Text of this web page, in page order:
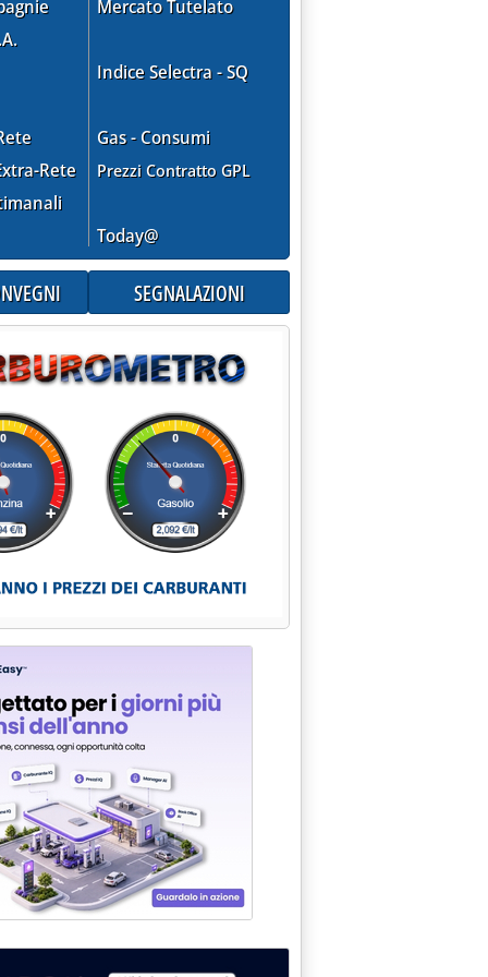
Rete
Mercato Tutelato
Indice Selectra - SQ
Gas - Consumi
Prezzi Contratto GPL
Today@
SEGNALAZIONI